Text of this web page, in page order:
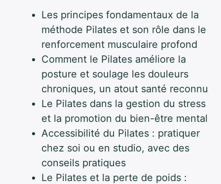
Les principes fondamentaux de la
méthode Pilates et son rôle dans le
renforcement musculaire profond
Comment le Pilates améliore la
posture et soulage les douleurs
chroniques, un atout santé reconnu
Le Pilates dans la gestion du stress
et la promotion du bien-être mental
Accessibilité du Pilates : pratiquer
chez soi ou en studio, avec des
conseils pratiques
Le Pilates et la perte de poids :